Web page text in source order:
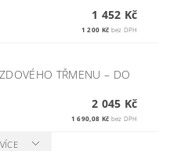
1 452 Kč
1 200 Kč bez DPH
TŘMENU – DO
2 045 Kč
1 690,08 Kč bez DPH